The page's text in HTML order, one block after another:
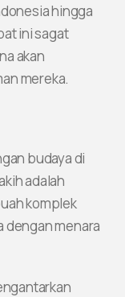
hingga
ini sagat
akan
mereka.
budaya di
adalah
komplek
dengan menara